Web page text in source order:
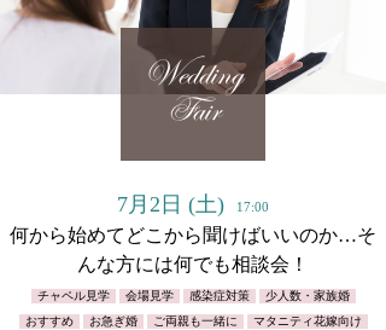
Wedding
Fair
7月2日 (土) 17:00
何から始めてどこから聞けばいいのか…そ
んな方には何でも相談会！
チャペル見学 会場見学 感染症対策
少人数・家族婚
おすすめ
お急ぎ婚 ご両親も一緒に
マタニティ花嫁向け